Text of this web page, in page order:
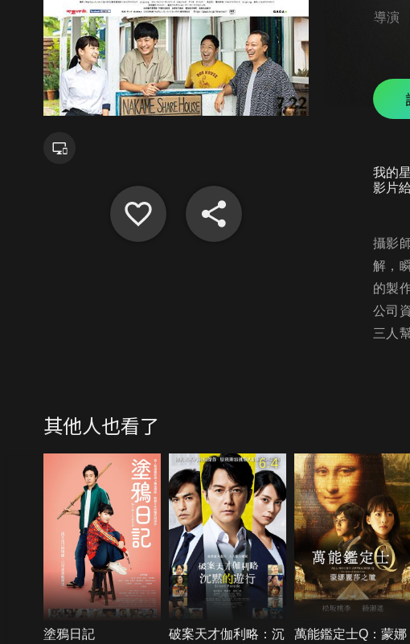
導演
我的
影片
攝影
解，
的製
公司
三人
其他人也看了
塗鴉日記
6.4
破案天才伽利略：沉
萬能鑑定士Q：蒙娜